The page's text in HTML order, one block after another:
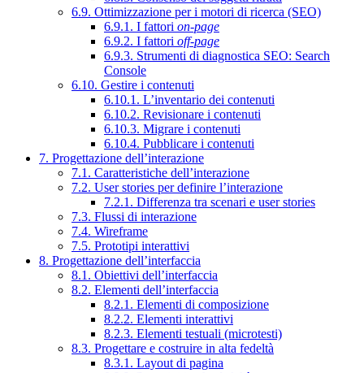
6.9. Ottimizzazione per i motori di ricerca (SEO)
6.9.1. I fattori on-page
6.9.2. I fattori off-page
6.9.3. Strumenti di diagnostica SEO: Search
Console
6.10. Gestire i contenuti
6.10.1. L’inventario dei contenuti
6.10.2. Revisionare i contenuti
6.10.3. Migrare i contenuti
6.10.4. Pubblicare i contenuti
7. Progettazione dell’interazione
7.1. Caratteristiche dell’interazione
7.2. User stories per definire l’interazione
7.2.1. Differenza tra scenari e user stories
7.3. Flussi di interazione
7.4. Wireframe
7.5. Prototipi interattivi
8. Progettazione dell’interfaccia
8.1. Obiettivi dell’interfaccia
8.2. Elementi dell’interfaccia
8.2.1. Elementi di composizione
8.2.2. Elementi interattivi
8.2.3. Elementi testuali (microtesti)
8.3. Progettare e costruire in alta fedeltà
8.3.1. Layout di pagina